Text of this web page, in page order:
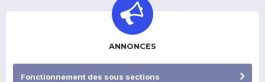
ANNONCES
Fonctionnement des sous sections